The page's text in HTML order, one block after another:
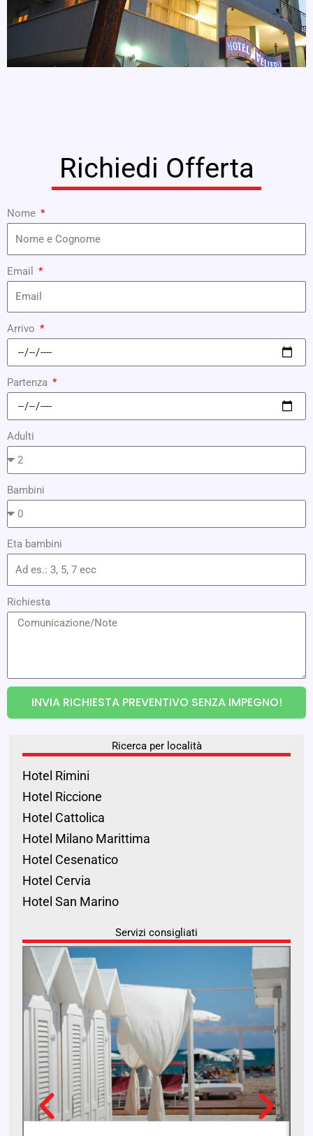
Richiedi Offerta
Nome
Email
Arrivo
Partenza
Adulti
Bambini
Eta bambini
Richiesta
INVIA RICHIESTA PREVENTIVO SENZA IMPEGNO!
Ricerca per località
Hotel Rimini
Hotel Riccione
Hotel Cattolica
Hotel Milano Marittima
Hotel Cesenatico
Hotel Cervia
Hotel San Marino
Servizi consigliati